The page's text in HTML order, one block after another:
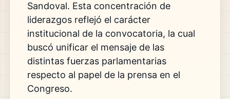
Sandoval. Esta concentración de
liderazgos reflejó el carácter
institucional de la convocatoria, la cual
buscó unificar el mensaje de las
distintas fuerzas parlamentarias
respecto al papel de la prensa en el
Congreso.